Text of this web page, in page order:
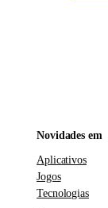
Novidades em
Aplicativos
Jogos
Tecnologias